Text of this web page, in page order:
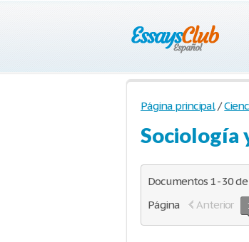
Página principal /
Sociología
Documentos 1 - 30
Página
Anterior